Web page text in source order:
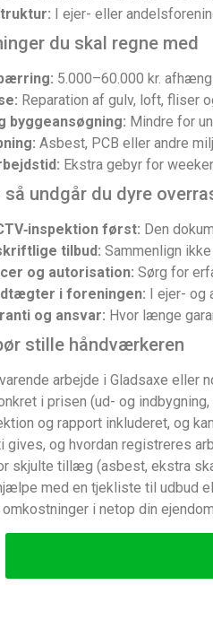
I ejer- eller
du skal regne med
5.000–60.000 kr.
Reparation af gulv, loft, fliser
byggeansøgning: Mindre for
Asbest, PCB eller andre
Ekstra gebyr for
undgår du dyre
først: Den
tilbud: Sammenlign
og autorisation: Sørg for
i foreningen: I ejer- og
og ansvar: Hvor længe
stille håndværkeren
arbejde i Gladsaxe eller
i prisen (ud- og
og rapport inkluderet, og
gives, og hvordan registreres
skjulte tillæg (asbest, ekstra
med en tjekliste til udbud
i netop din